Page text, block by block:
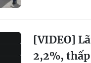
[VIDEO]
2,2%,